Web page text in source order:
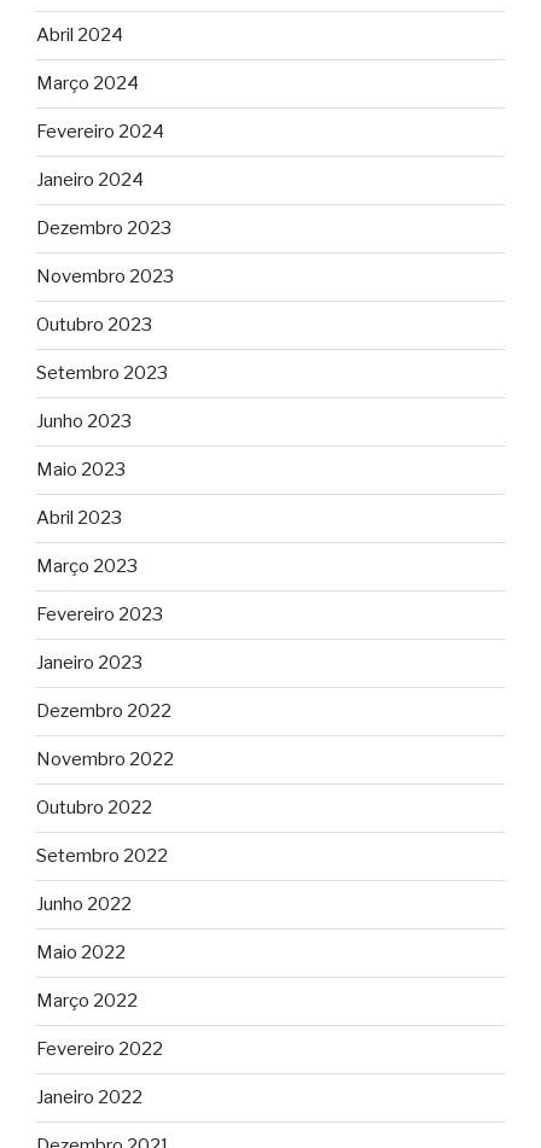
Abril 2024
Março 2024
Fevereiro 2024
Janeiro 2024
Dezembro 2023
Novembro 2023
Outubro 2023
Setembro 2023
Junho 2023
Maio 2023
Abril 2023
Março 2023
Fevereiro 2023
Janeiro 2023
Dezembro 2022
Novembro 2022
Outubro 2022
Setembro 2022
Junho 2022
Maio 2022
Março 2022
Fevereiro 2022
Janeiro 2022